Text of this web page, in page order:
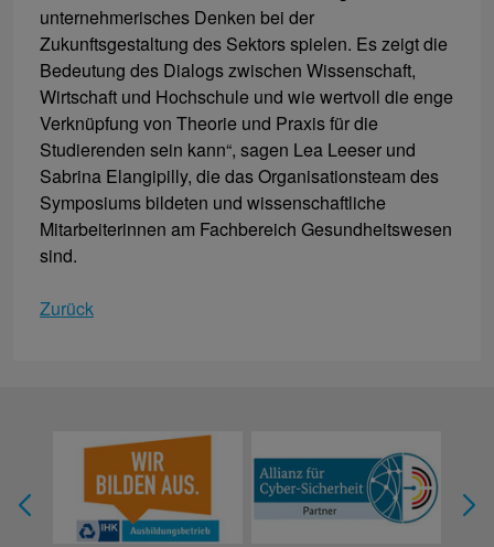
unternehmerisches Denken bei der
Zukunftsgestaltung des Sektors spielen. Es zeigt die
Bedeutung des Dialogs zwischen Wissenschaft,
Wirtschaft und Hochschule und wie wertvoll die enge
Verknüpfung von Theorie und Praxis für die
Studierenden sein kann“, sagen Lea Leeser und
Sabrina Elangipilly, die das Organisationsteam des
Symposiums bildeten und wissenschaftliche
Mitarbeiterinnen am Fachbereich Gesundheitswesen
sind.
Zurück